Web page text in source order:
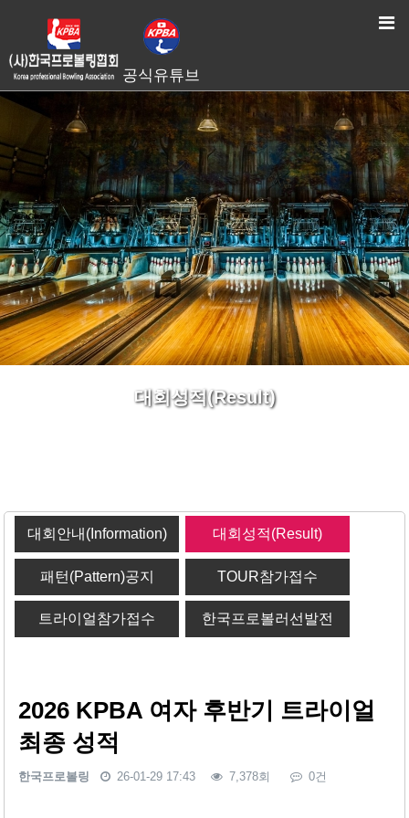
공식유튜브
대회성적(Result)
대회안내(Information) 대회성적(Result)
패턴(Pattern)공지 TOUR참가접수
트라이얼참가접수 한국프로볼러선발전
2026 KPBA 여자 후반기 트라이얼
최종 성적
한국프로볼링 26-01-29 17:43 7,378회 0건